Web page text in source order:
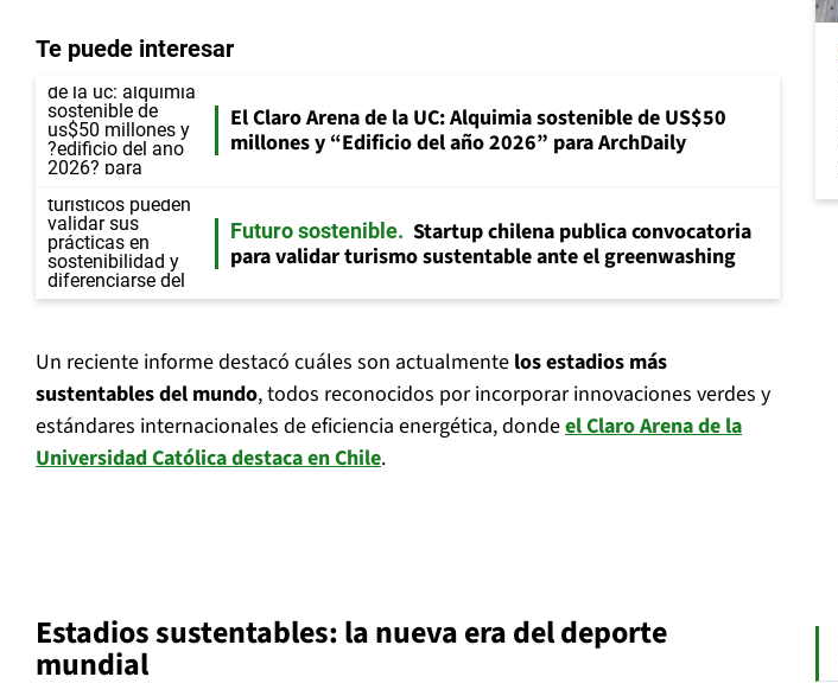
Te puede interesar
El Claro Arena de la UC: Alquimia sostenible de US$50
millones y “Edificio del año 2026” para ArchDaily
Futuro sostenible
Startup chilena publica convocatoria
para validar turismo sustentable ante el greenwashing
Un reciente informe destacó cuáles son actualmente los estadios más
sustentables del mundo, todos reconocidos por incorporar innovaciones verdes y
estándares internacionales de eficiencia energética, dondeel Claro Arena de la
Universidad Católica destaca en Chile.
Estadios sustentables: la nueva era del deporte
mundial